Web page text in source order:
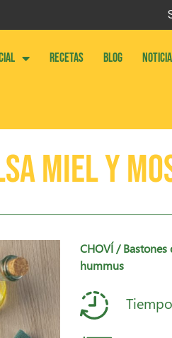
RECETAS BLOG
Miel y
CHOVÍ / Bastones
hummus